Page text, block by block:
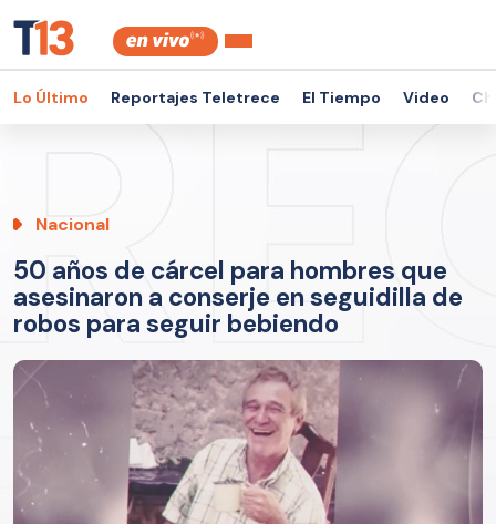
Lo Último Reportajes Teletrece El Tiempo Video
Nacional
50 años de cárcel para hombres que
asesinaron a conserje en seguidilla de
robos para seguir bebiendo